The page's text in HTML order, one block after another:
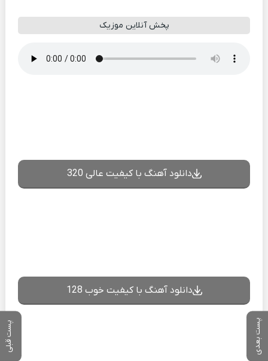
پست بعدی پست قبلی
پخش آنلاین موزیک
دانلود آهنگ با کیفیت عالی 320
دانلود آهنگ با کیفیت خوب 128